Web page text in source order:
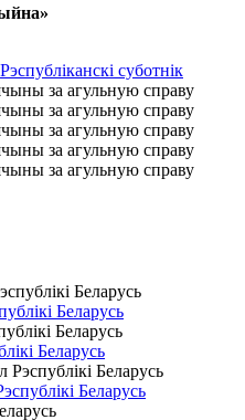
Рэспубліканскі суботнік
Беларусь
Беларусь
Беларусь